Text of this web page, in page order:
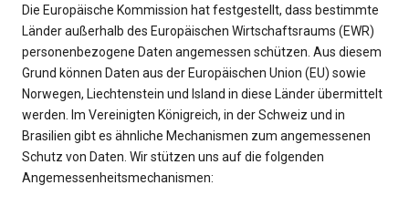
Die Europäische Kommission hat festgestellt, dass bestimmte
Länder außerhalb des Europäischen Wirtschaftsraums (EWR)
personenbezogene Daten angemessen schützen. Aus diesem
Grund können Daten aus der Europäischen Union (EU) sowie
Norwegen, Liechtenstein und Island in diese Länder übermittelt
werden. Im Vereinigten Königreich, in der Schweiz und in
Brasilien gibt es ähnliche Mechanismen zum angemessenen
Schutz von Daten. Wir stützen uns auf die folgenden
Angemessenheitsmechanismen: